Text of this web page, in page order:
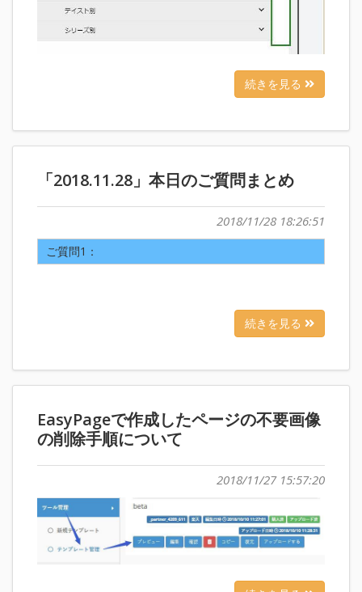
続きを見る
「2018.11.28」本日のご質問まとめ
2018/11/28 18:26:51
ご質問1：
続きを見る
EasyPageで作成したページの不要画像
の削除手順について
2018/11/27 15:57:20